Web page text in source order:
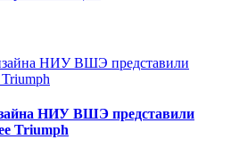
НИУ ВШЭ представили
Triumph